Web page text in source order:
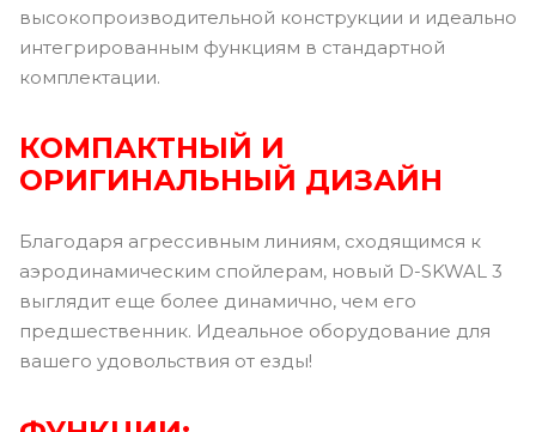
высокопроизводительной конструкции и идеально
интегрированным функциям в стандартной
комплектации.
КОМПАКТНЫЙ И
ОРИГИНАЛЬНЫЙ ДИЗАЙН
Благодаря агрессивным линиям, сходящимся к
аэродинамическим спойлерам, новый D-SKWAL 3
выглядит еще более динамично, чем его
предшественник. Идеальное оборудование для
вашего удовольствия от езды!